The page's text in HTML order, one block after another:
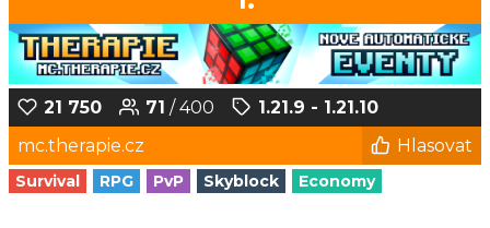
21 750 71 / 400
1.21.9 - 1.21.10
mc.therapie.cz
Hlasovat
Survival RPG PvP Skyblock Economy